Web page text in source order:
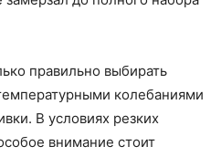
правильно выбирать
колебаниями
В условиях резких
внимание стоит